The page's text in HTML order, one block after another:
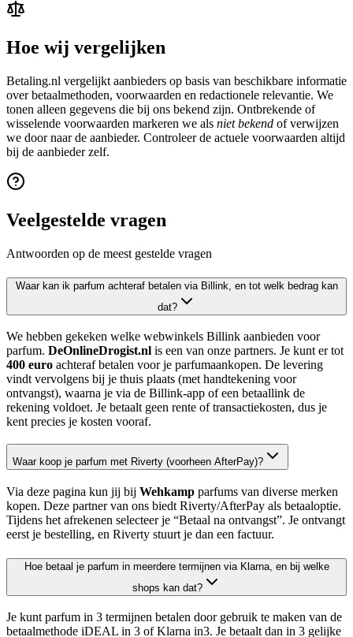
Hoe wij vergelijken
Betaling.nl vergelijkt aanbieders op basis van beschikbare informatie
over betaalmethoden, voorwaarden en redactionele relevantie. We
tonen alleen gegevens die bij ons bekend zijn. Ontbrekende of
wisselende voorwaarden markeren we als niet bekend of verwijzen
we door naar de aanbieder. Controleer de actuele voorwaarden altijd
bij de aanbieder zelf.
Veelgestelde vragen
Antwoorden op de meest gestelde vragen
Waar kan ik parfum achteraf betalen via Billink, en tot welk bedrag kan
dat?
We hebben gekeken welke webwinkels Billink aanbieden voor
parfum. DeOnlineDrogist.nl is een van onze partners. Je kunt er tot
400 euro achteraf betalen voor je parfumaankopen. De levering
vindt vervolgens bij je thuis plaats (met handtekening voor
ontvangst), waarna je via de Billink-app of een betaallink de
rekening voldoet. Je betaalt geen rente of transactiekosten, dus je
kent precies je kosten vooraf.
Waar koop je parfum met Riverty (voorheen AfterPay)?
Via deze pagina kun jij bij Wehkamp parfums van diverse merken
kopen. Deze partner van ons biedt Riverty/AfterPay als betaaloptie.
Tijdens het afrekenen selecteer je “Betaal na ontvangst”. Je ontvangt
eerst je bestelling, en Riverty stuurt je dan een factuur.
Hoe betaal je parfum in meerdere termijnen via Klarna, en bij welke
shops kan dat?
Je kunt parfum in 3 termijnen betalen door gebruik te maken van de
betaalmethode iDEAL in 3 of Klarna in3. Je betaalt dan in 3 gelijke